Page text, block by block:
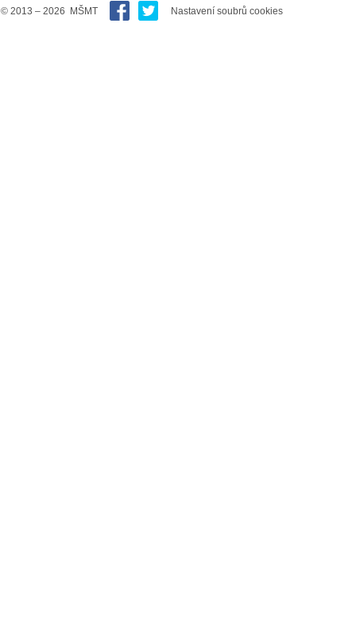
© 2013 – 2026 MŠMT Nastavení soubrů cookies